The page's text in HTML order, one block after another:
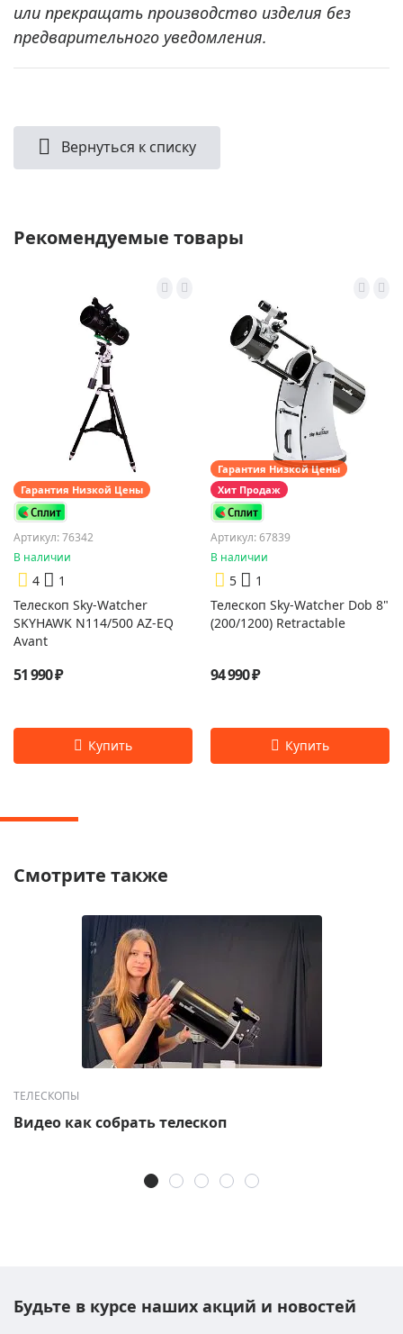
или прекращать производство изделия без
предварительного уведомления.
Вернуться к списку
Рекомендуемые товары
Гарантия Низкой Цены
Артикул: 76342
В наличии
4
1
Телескоп Sky-Watcher
SKYHAWK N114/500 AZ-EQ
Avant
51 990 ₽
Гарантия Низкой Цены
Хит Продаж
Артикул: 67839
В наличии
5
1
Телескоп Sky-Watcher Dob 8"
(200/1200) Retractable
94 990 ₽
Смотрите также
ТЕЛЕСКОПЫ
Видео как собрать телескоп
Будьте в курсе наших акций и новостей